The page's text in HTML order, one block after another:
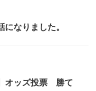
になりました。
オッズ投票 勝て